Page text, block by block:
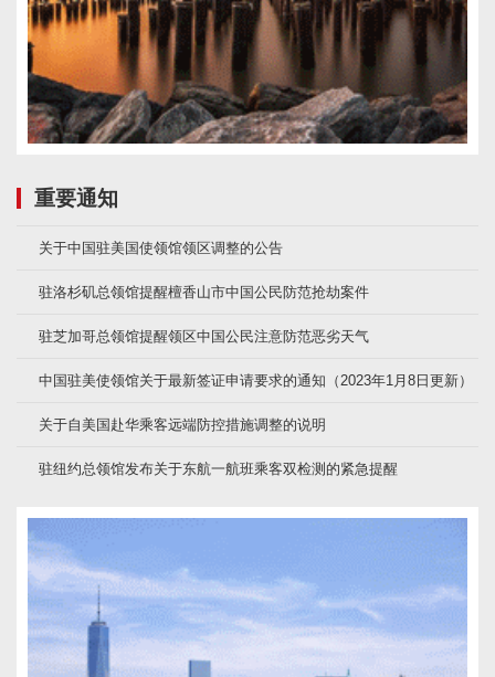
重要通知
关于中国驻美国使领馆领区调整的公告
驻洛杉矶总领馆提醒檀香山市中国公民防范抢劫案件
驻芝加哥总领馆提醒领区中国公民注意防范恶劣天气
中国驻美使领馆关于最新签证申请要求的通知（2023年1月8日更新）
关于自美国赴华乘客远端防控措施调整的说明
驻纽约总领馆发布关于东航一航班乘客双检测的紧急提醒